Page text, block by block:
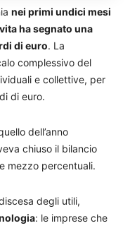
nei primi undici mesi
ha segnato una
di euro. La
complessivo del
e collettive, per
di euro.
dell’anno
chiuso il bilancio
mezzo percentuali.
degli utili,
: le imprese che